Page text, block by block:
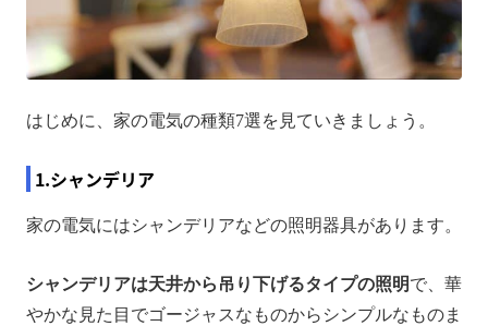
はじめに、家の電気の種類7選を見ていきましょう。
1.シャンデリア
家の電気にはシャンデリアなどの照明器具があります。
シャンデリアは天井から吊り下げるタイプの照明で、華
やかな見た目でゴージャスなものからシンプルなものま